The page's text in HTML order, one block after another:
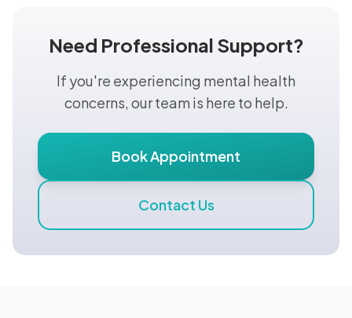
Need Professional Support?
If you're experiencing mental health
concerns, our team is here to help.
Book Appointment
Contact Us